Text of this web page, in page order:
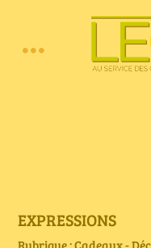
Toggle
E-book
EXPRESSIONS
Rubrique : Cadeaux -